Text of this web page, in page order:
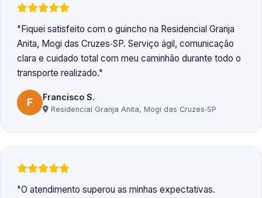
Fiquei satisfeito com o guincho na Residencial Granja
Anita, Mogi das Cruzes‑SP. Serviço ágil, comunicação
clara e cuidado total com meu caminhão durante todo o
transporte realizado.
F Francisco S.
Residencial Granja Anita, Mogi das Cruzes‑SP
O atendimento superou as minhas expectativas.